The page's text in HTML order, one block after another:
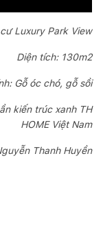
Luxury Park View
Diện tích: 130m2
Gỗ óc chó, gỗ sồi
kiến trúc xanh TH
HOME Việt Nam
Thanh Huyền